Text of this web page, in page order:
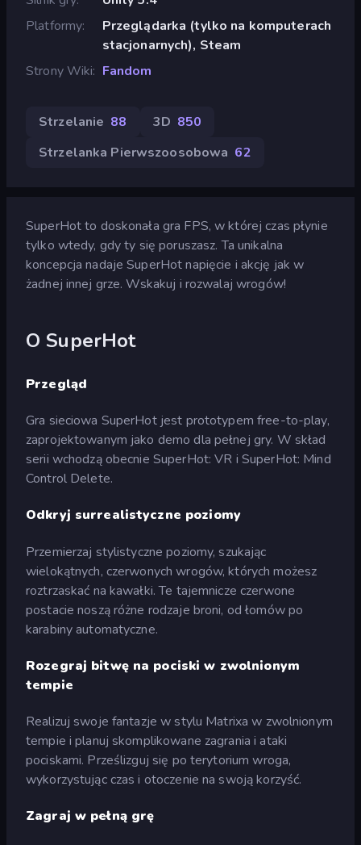
Platformy
Przeglądarka (tylko na komputerach
stacjonarnych), Steam
Strony Wiki
Fandom
Strzelanie 88 3D 850
Strzelanka Pierwszoosobowa 62
SuperHot to doskonała gra FPS, w której czas płynie
tylko wtedy, gdy ty się poruszasz. Ta unikalna
koncepcja nadaje SuperHot napięcie i akcję jak w
żadnej innej grze. Wskakuj i rozwalaj wrogów!
O SuperHot
Przegląd
Gra sieciowa SuperHot jest prototypem free-to-play,
zaprojektowanym jako demo dla pełnej gry. W skład
serii wchodzą obecnie SuperHot: VR i SuperHot: Mind
Control Delete.
Odkryj surrealistyczne poziomy
Przemierzaj stylistyczne poziomy, szukając
wielokątnych, czerwonych wrogów, których możesz
roztrzaskać na kawałki. Te tajemnicze czerwone
postacie noszą różne rodzaje broni, od łomów po
karabiny automatyczne.
Rozegraj bitwę na pociski w zwolnionym
tempie
Realizuj swoje fantazje w stylu Matrixa w zwolnionym
tempie i planuj skomplikowane zagrania i ataki
pociskami. Prześlizguj się po terytorium wroga,
wykorzystując czas i otoczenie na swoją korzyść.
Zagraj w pełną grę